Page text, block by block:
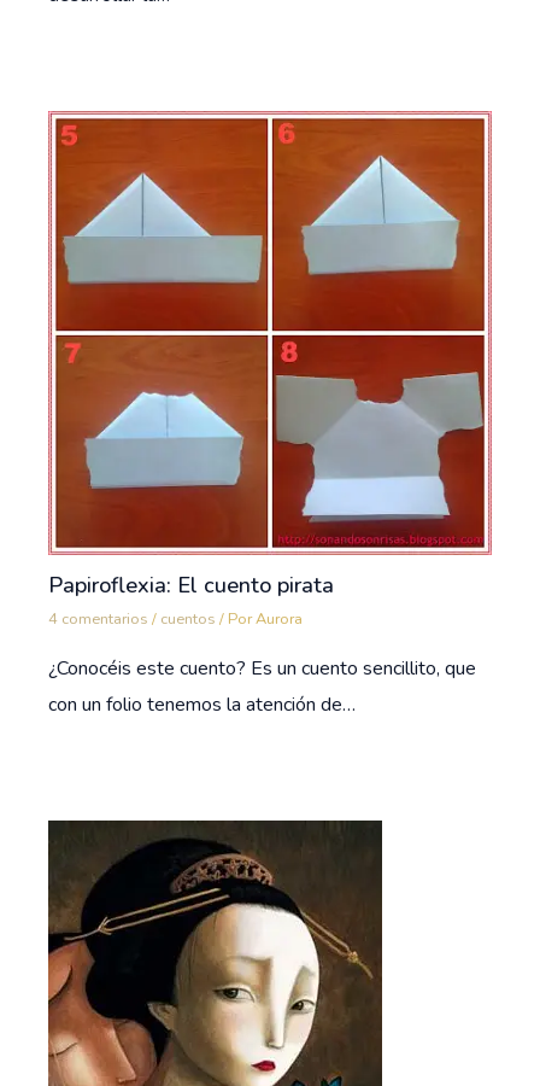
Papiroflexia: El cuento pirata
4 comentarios / cuentos / PorAurora
¿Conocéis este cuento? Es un cuento sencillito, que
con un folio tenemos la atención de…